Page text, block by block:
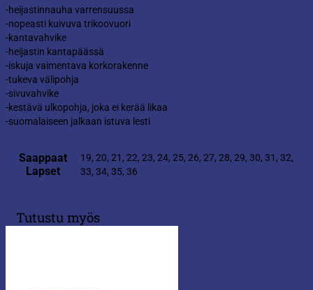
-heijastinnauha varrensuussa
-nopeasti kuivuva trikoovuori
-kantavahvike
-heijastin kantapäässä
-iskuja vaimentava korkorakenne
-tukeva välipohja
-sivuvahvike
-kestävä ulkopohja, joka ei kerää likaa
-suomalaiseen jalkaan istuva lesti
Saappaat
Lapset
19, 20, 21, 22, 23, 24, 25, 26, 27, 28, 29, 30, 31, 32,
33, 34, 35, 36
Tutustu myös